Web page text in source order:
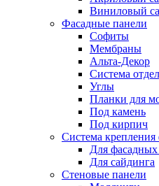
Виниловый
Фасадные панели
Софиты
Мембраны
Альта-Декор
Система
Углы
Планки для
Под камень
Под кирпич
Система крепления
Для фасадных
Для сайдинга
Стеновые панели